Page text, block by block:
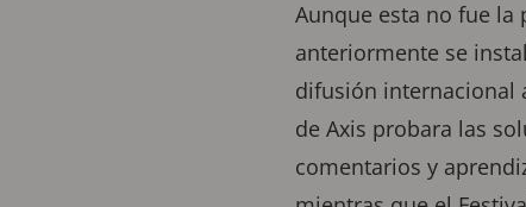
Aunque esta no fue la
anteriormente se
difusión internacional
de Axis probara las
comentarios y